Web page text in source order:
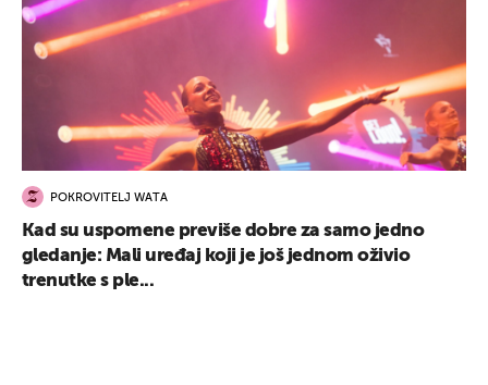
POKROVITELJ WATA
Kad su uspomene previše dobre za samo jedno
gledanje: Mali uređaj koji je još jednom oživio
trenutke s ple...